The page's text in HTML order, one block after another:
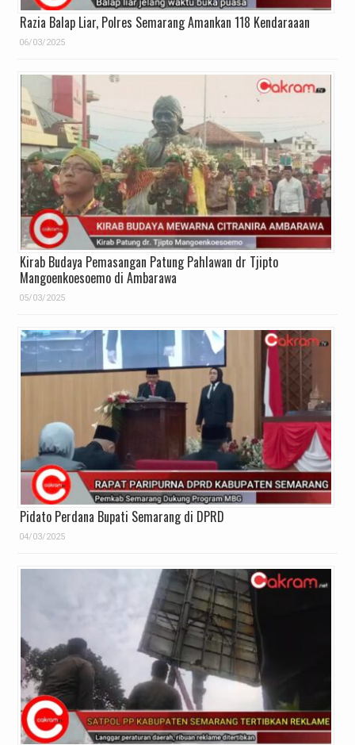
Razia Balap Liar, Polres Semarang Amankan 118 Kendaraaan
06/03/2025
Kirab Budaya Pemasangan Patung Pahlawan dr Tjipto
Mangoenkoesoemo di Ambarawa
05/03/2025
Pidato Perdana Bupati Semarang di DPRD
04/03/2025